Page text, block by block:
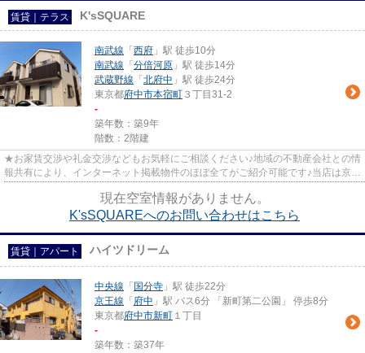
賃貸｜テラス K'sSQUARE
南武線 「 西府 」駅 徒歩10分
南武線 「 分倍河原 」駅 徒歩14分
武蔵野線 「 北府中 」駅 徒歩24分
東京都府中市本宿町 ３丁目31-2
-
築年数：築9年
階数：2階建
★お家賃交渉や礼金交渉などもお気軽にご相談ください♪地域の不動産会社との情
報共有により、インターネット掲載物件のほぼ全てがご紹介可能です♪当店は京王
現在空室情報がありません。
K'sSQUAREへのお問い合わせはこちら
賃貸｜アパート ハイツドリーム
中央線 「 国分寺 」駅 徒歩22分
京王線 「 府中 」駅 バス6分 「新町第二公園」 停歩8分
東京都府中市新町 １丁目
-
築年数：築37年